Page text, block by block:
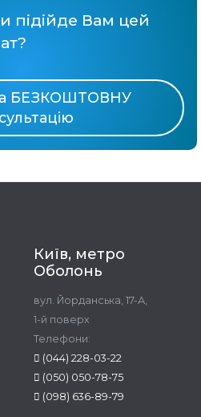
підійде Вам цей
БЕЗКОШТОВНУ
Київ, метро
Оболонь
вул. Йорданська, 17-А,
1-й поверх
Телефони:
(044) 228-03-22
(050) 050-78-75
(098) 636-89-79